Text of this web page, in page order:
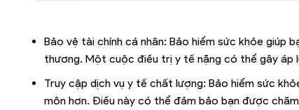
Bảo vệ tài chính cá nhân: Bảo hiểm sức khỏe giúp
thương. Một cuộc điều trị y tế nặng có thể gây áp
Truy cập dịch vụ y tế chất lượng: Bảo hiểm sức
môn hơn. Điều này có thể đảm bảo bạn được